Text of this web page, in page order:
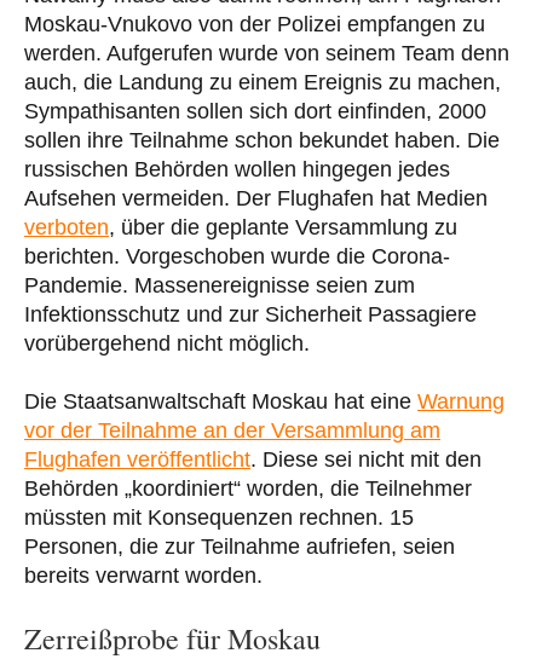
Moskau-Vnukovo von der Polizei empfangen zu
werden. Aufgerufen wurde von seinem Team denn
auch, die Landung zu einem Ereignis zu machen,
Sympathisanten sollen sich dort einfinden, 2000
sollen ihre Teilnahme schon bekundet haben. Die
russischen Behörden wollen hingegen jedes
Aufsehen vermeiden. Der Flughafen hat Medien
verboten, über die geplante Versammlung zu
berichten. Vorgeschoben wurde die Corona-
Pandemie. Massenereignisse seien zum
Infektionsschutz und zur Sicherheit Passagiere
vorübergehend nicht möglich.
Die Staatsanwaltschaft Moskau hat eine Warnung
vor der Teilnahme an der Versammlung am
Flughafen veröffentlicht. Diese sei nicht mit den
Behörden „koordiniert“ worden, die Teilnehmer
müssten mit Konsequenzen rechnen. 15
Personen, die zur Teilnahme aufriefen, seien
bereits verwarnt worden.
Zerreißprobe für Moskau